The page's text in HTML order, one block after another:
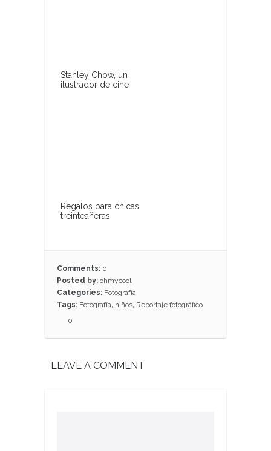
Stanley Chow, un
ilustrador de cine
Regalos para chicas
treinteañeras
Comments: 0
Posted by: ohmycool
Categories: Fotografía
Tags: Fotografía, niños, Reportaje fotográfico
0
LEAVE A COMMENT